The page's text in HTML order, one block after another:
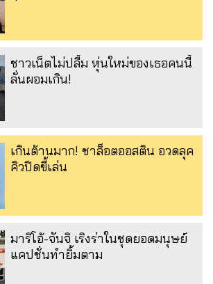
ชาวเน็ตไม่ปลื้ม หุ่นใหม่ของเธอคนนี้
ลั่นผอมเกิน!
เกินต้านมาก! ชาล็อตออสติน อวดลุค
คิวปิดขี้เล่น
มาริโอ้-จันจิ เริงร่าในชุดยอดมนุษย์
แคปชั่นทำยิ้มตาม